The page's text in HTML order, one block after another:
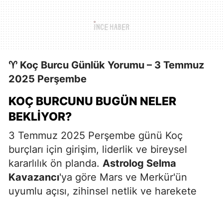
♈ Koç Burcu Günlük Yorumu – 3 Temmuz
2025 Perşembe
KOÇ BURCUNU BUGÜN NELER
BEKLIYOR?
3 Temmuz 2025 Perşembe günü Koç
burçları için girişim, liderlik ve bireysel
kararlılık ön planda. Astrolog Selma
Kavazancı'ya göre Mars ve Merkür'ün
uyumlu açısı, zihinsel netlik ve harekete